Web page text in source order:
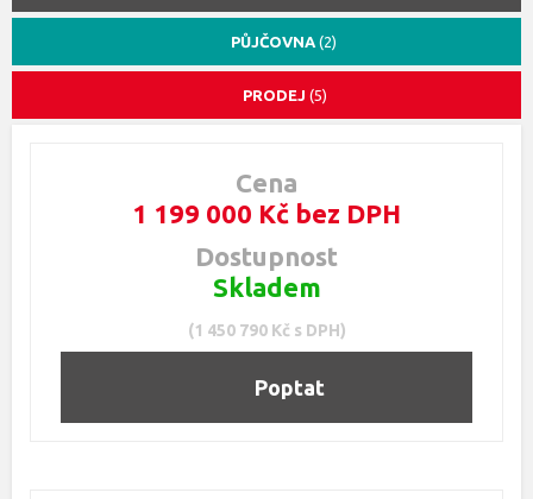
PŮJČOVNA (2)
PRODEJ (5)
Cena
1 199 000 Kč bez DPH
Dostupnost
Skladem
(1 450 790 Kč s DPH)
Poptat